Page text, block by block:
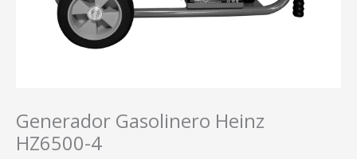
Generador Gasolinero Heinz
HZ6500-4